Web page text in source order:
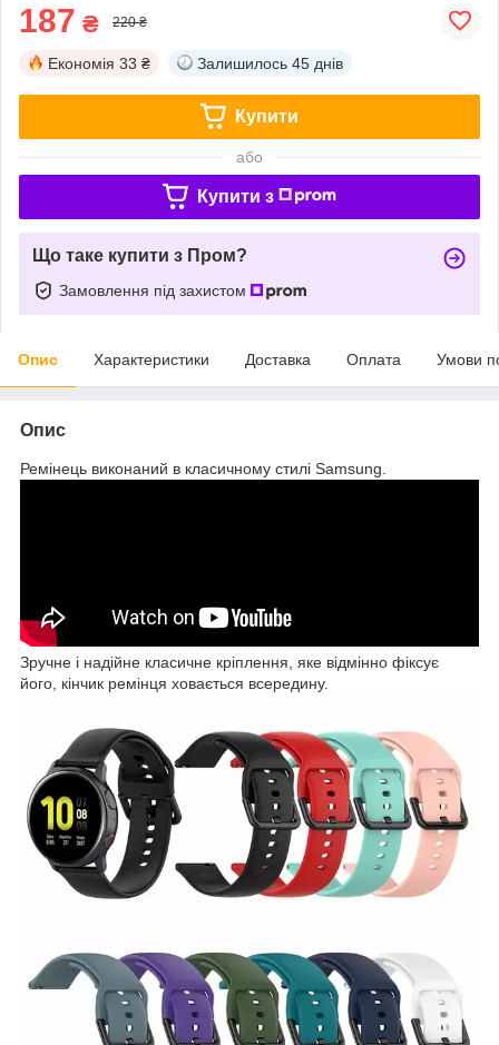
187 ₴ 220 ₴
Економія 33 ₴ Залишилось 45 днів
Купити
або
Купити з
Що таке купити з Пром?
Замовлення під захистом
Опис Характеристики Доставка Оплата Умови
Опис
Ремінець виконаний в класичному стилі Samsung.
Зручне і надійне класичне кріплення, яке відмінно фіксує
його, кінчик ремінця ховається всередину.